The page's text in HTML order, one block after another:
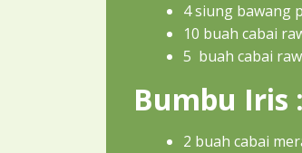
4 siung bawang
10 buah cabai
5 buah cabai
Bumbu Iris :
2 buah cabai